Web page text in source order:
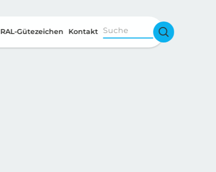
RAL-Gütezeichen Kontakt Suche